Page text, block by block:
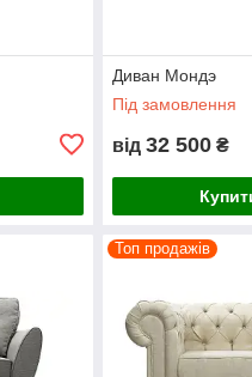
Диван Мондэ
Під замовлення
від 32 500 ₴
Топ продажів